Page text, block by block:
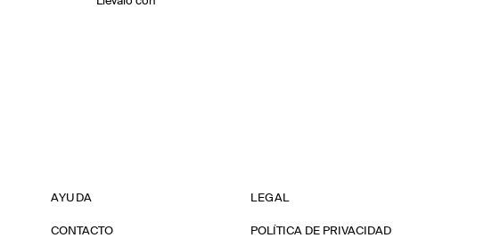
AYUDA
CONTACTO
LEGAL
POLÍTICA DE PRIVACIDAD